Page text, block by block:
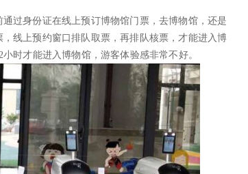
过身份证在线上预订博物馆门票，去博物馆，还是
线上预约窗口排队取票，再排队核票，才能进入博
时才能进入博物馆，游客体验感非常不好。